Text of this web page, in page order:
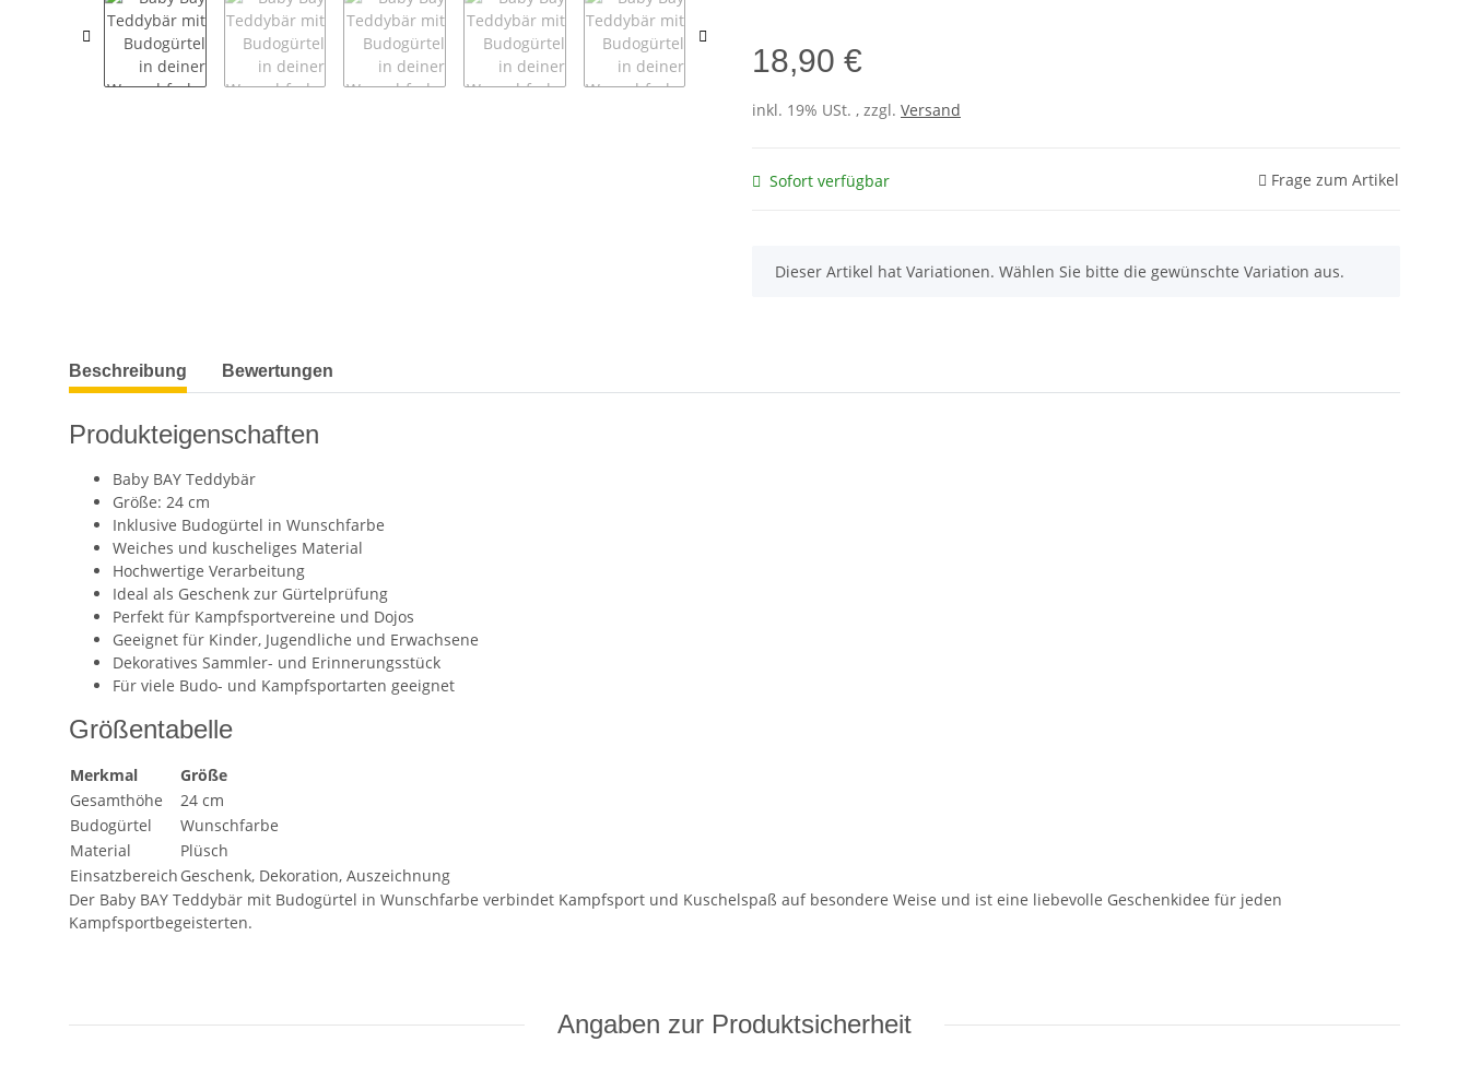
18,90 €
inkl. 19% USt. , zzgl. Versand
Sofort verfügbar Frage zum Artikel
x
Dieser Artikel hat Variationen. Wählen Sie bitte die gewünschte Variation aus.
weitere Registerkarten anzeigen
Beschreibung Bewertungen
Produkteigenschaften
Baby BAY Teddybär
Größe: 24 cm
Inklusive Budogürtel in Wunschfarbe
Weiches und kuscheliges Material
Hochwertige Verarbeitung
Ideal als Geschenk zur Gürtelprüfung
Perfekt für Kampfsportvereine und Dojos
Geeignet für Kinder, Jugendliche und Erwachsene
Dekoratives Sammler- und Erinnerungsstück
Für viele Budo- und Kampfsportarten geeignet
Größentabelle
Merkmal
Größe
Gesamthöhe
24 cm
Budogürtel
Wunschfarbe
Material
Plüsch
Einsatzbereich Geschenk, Dekoration, Auszeichnung
Der Baby BAY Teddybär mit Budogürtel in Wunschfarbe verbindet Kampfsport und Kuschelspaß auf besondere Weise und ist eine liebevolle Geschenkidee für jeden
Kampfsportbegeisterten.
Angaben zur Produktsicherheit